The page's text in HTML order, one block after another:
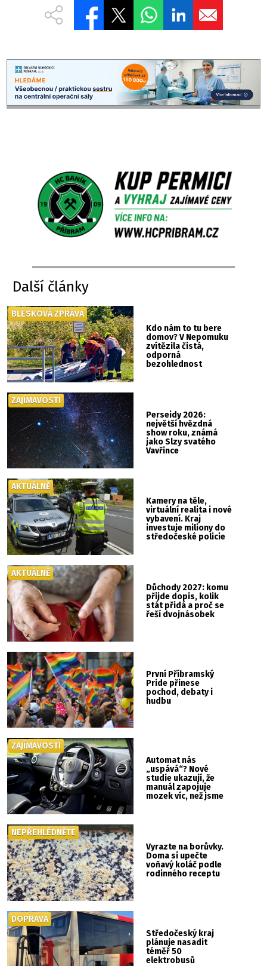
Další články
Kdo nám to tu bere
domov? V Nepomuku
zvítězila čistá,
odporná
bezohlednost
BLESKOVÁ ZPRÁVA
Perseidy 2026:
největší hvězdná
show roku, známá
jako Slzy svatého
Vavřince
ZAJÍMAVOSTI
Kamery na těle,
virtuální realita i nové
vybavení. Kraj
investuje miliony do
středočeské policie
AKTUÁLNĚ
Důchody 2027: komu
přijde dopis, kolik
stát přidá a proč se
řeší dvojnásobek
AKTUÁLNĚ
První Příbramský
Pride přinese
pochod, debaty i
hudbu
Automat nás
„uspává“? Nové
studie ukazují, že
manuál zapojuje
mozek víc, než jsme
ZAJÍMAVOSTI
Vyrazte na borůvky.
Doma si upečte
voňavý koláč podle
rodinného receptu
NEPŘEHLÉDNĚTE
Středočeský kraj
plánuje nasadit
téměř 50
elektrobusů
DOPRAVA